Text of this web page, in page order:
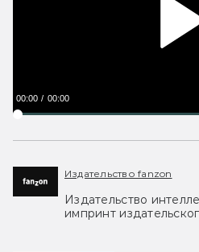
00:00 00:00
Издательство fanzon
Издательство
импринт